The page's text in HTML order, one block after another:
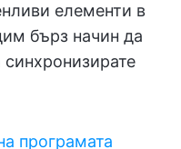
елементи в
бърз начин да
програмата